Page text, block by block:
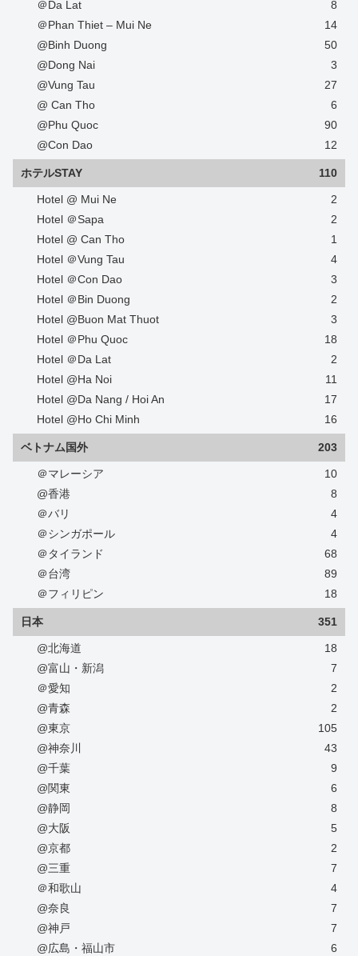
＠Da Lat
8
＠Phan Thiet – Mui Ne
14
@Binh Duong
50
@Dong Nai
3
@Vung Tau
27
@ Can Tho
6
@Phu Quoc
90
@Con Dao
12
ホテルSTAY 110
Hotel @ Mui Ne
2
Hotel ＠Sapa
2
Hotel @ Can Tho
1
Hotel ＠Vung Tau
4
Hotel ＠Con Dao
3
Hotel ＠Bin Duong
2
Hotel @Buon Mat Thuot
3
Hotel ＠Phu Quoc
18
Hotel ＠Da Lat
2
Hotel @Ha Noi
11
Hotel @Da Nang / Hoi An
17
Hotel @Ho Chi Minh
16
ベトナム国外 203
＠マレーシア
10
@香港
8
＠バリ
4
＠シンガポール
4
＠タイランド
68
＠台湾
89
＠フィリピン
18
日本 351
@北海道
18
@富山・新潟
7
＠愛知
2
@青森
2
@東京
105
@神奈川
43
@千葉
9
@関東
6
@静岡
8
@大阪
5
@京都
2
@三重
7
＠和歌山
4
@奈良
7
@神戸
7
@広島・福山市
6